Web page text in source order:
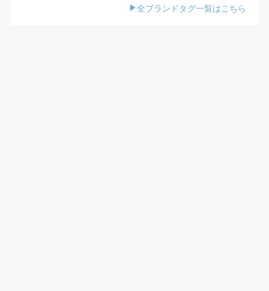
全ブランドタグ一覧はこちら